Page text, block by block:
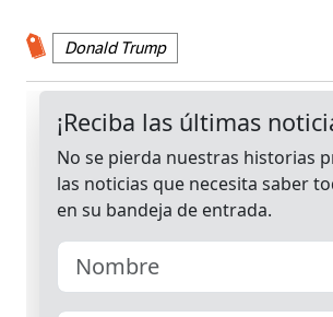
Donald Trump